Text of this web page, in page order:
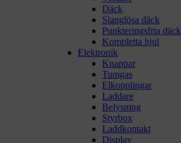
Däck
Slanglösa däck
Punkteringsfria däck
Kompletta hjul
Elektronik
Knappar
Tumgas
Elkopplingar
Laddare
Belysning
Styrbox
Laddkontakt
Display